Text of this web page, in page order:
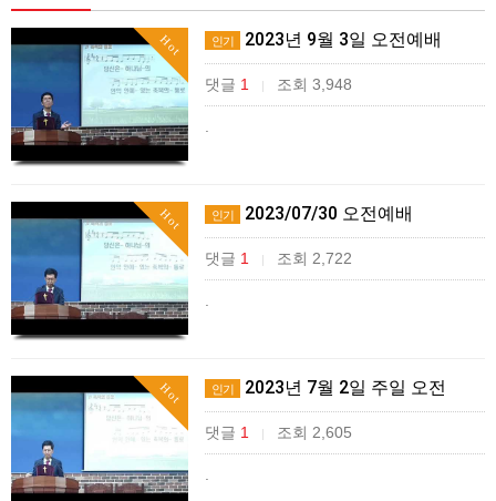
Hot 인기 2023년 9월 3일 오전예배
댓글 1 | 조회 3,948
Hot 인기 2023/07/30 오전예배
댓글 1 | 조회 2,722
Hot 인기 2023년 7월 2일 주일 오전
댓글 1 조회 2,605
.